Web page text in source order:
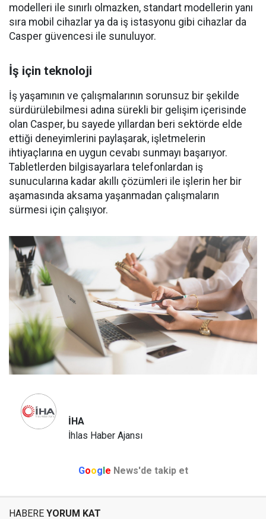
modelleri ile sınırlı olmazken, standart modellerin yanı
sıra mobil cihazlar ya da iş istasyonu gibi cihazlar da
Casper güvencesi ile sunuluyor.
İş için teknoloji
İş yaşamının ve çalışmalarının sorunsuz bir şekilde
sürdürülebilmesi adına sürekli bir gelişim içerisinde
olan Casper, bu sayede yıllardan beri sektörde elde
ettiği deneyimlerini paylaşarak, işletmelerin
ihtiyaçlarına en uygun cevabı sunmayı başarıyor.
Tabletlerden bilgisayarlara telefonlardan iş
sunucularına kadar akıllı çözümleri ile işlerin her bir
aşamasında aksama yaşanmadan çalışmaların
sürmesi için çalışıyor.
İHA
İhlas Haber Ajansı
Goog e News'de takip et
HABERE YORUM KAT